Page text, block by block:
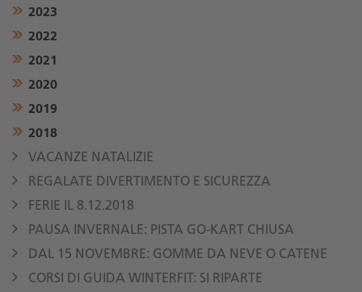
2023
2022
2021
2020
2019
2018
VACANZE NATALIZIE
REGALATE DIVERTIMENTO E SICUREZZA
FERIE IL 8.12.2018
PAUSA INVERNALE: PISTA GO-KART CHIUSA
DAL 15 NOVEMBRE: GOMME DA NEVE O CATENE
CORSI DI GUIDA WINTERFIT: SI RIPARTE